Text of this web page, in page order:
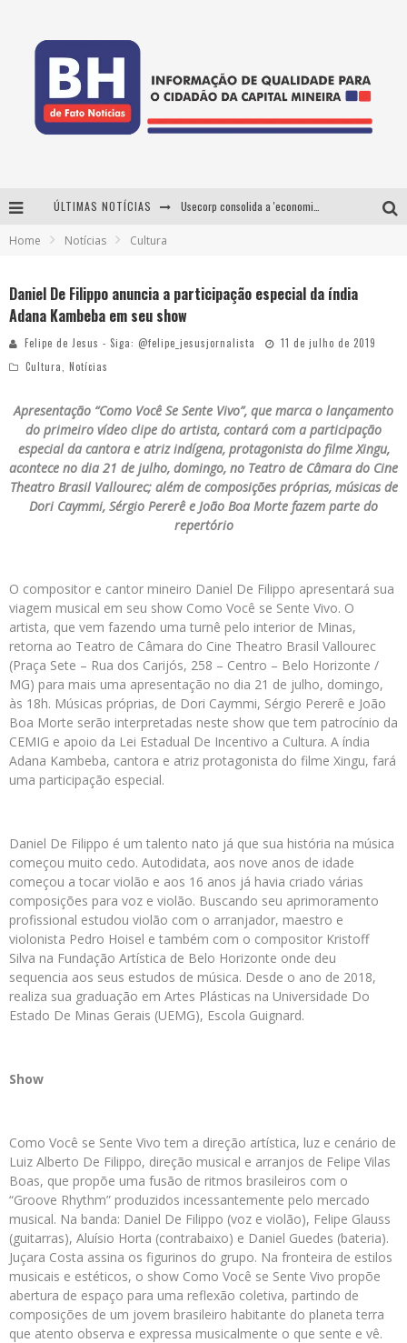
ÚLTIMAS NOTÍCIAS
Home Notícias Cultura
Daniel De Filippo anuncia a participação especial da índia
Adana Kambeba em seu show
Felipe de Jesus - Siga: @felipe_jesusjornalista
11 de julho de 2019
Cultura
Notícias
Apresentação “Como Você Se Sente Vivo”, que marca o lançamento
do primeiro vídeo clipe do artista, contará com a participação
especial da cantora e atriz indígena, protagonista do filme Xingu,
acontece no dia 21 de julho, domingo, no Teatro de Câmara do Cine
Theatro Brasil Vallourec; além de composições próprias, músicas de
Dori Caymmi, Sérgio Pererê e João Boa Morte fazem parte do
repertório
O compositor e cantor mineiro Daniel De Filippo apresentará sua
viagem musical em seu show Como Você se Sente Vivo. O
artista, que vem fazendo uma turnê pelo interior de Minas,
retorna ao Teatro de Câmara do Cine Theatro Brasil Vallourec
(Praça Sete – Rua dos Carijós, 258 – Centro – Belo Horizonte /
MG) para mais uma apresentação no dia 21 de julho, domingo,
às 18h. Músicas próprias, de Dori Caymmi, Sérgio Pererê e João
Boa Morte serão interpretadas neste show que tem patrocínio da
CEMIG e apoio da Lei Estadual De Incentivo a Cultura. A índia
Adana Kambeba, cantora e atriz protagonista do filme Xingu, fará
uma participação especial.
Daniel De Filippo é um talento nato já que sua história na música
começou muito cedo. Autodidata, aos nove anos de idade
começou a tocar violão e aos 16 anos já havia criado várias
composições para voz e violão. Buscando seu aprimoramento
profissional estudou violão com o arranjador, maestro e
violonista Pedro Hoisel e também com o compositor Kristoff
Silva na Fundação Artística de Belo Horizonte onde deu
sequencia aos seus estudos de música. Desde o ano de 2018,
realiza sua graduação em Artes Plásticas na Universidade Do
Estado De Minas Gerais (UEMG), Escola Guignard.
Show
Como Você se Sente Vivo tem a direção artística, luz e cenário de
Luiz Alberto De Filippo, direção musical e arranjos de Felipe Vilas
Boas, que propõe uma fusão de ritmos brasileiros com o
“Groove Rhythm” produzidos incessantemente pelo mercado
musical. Na banda: Daniel De Filippo (voz e violão), Felipe Glauss
(guitarras), Aluísio Horta (contrabaixo) e Daniel Guedes (bateria).
Juçara Costa assina os figurinos do grupo. Na fronteira de estilos
musicais e estéticos, o show Como Você se Sente Vivo propõe
abertura de espaço para uma reflexão coletiva, partindo de
composições de um jovem brasileiro habitante do planeta terra
que atento observa e expressa musicalmente o que sente e vê.